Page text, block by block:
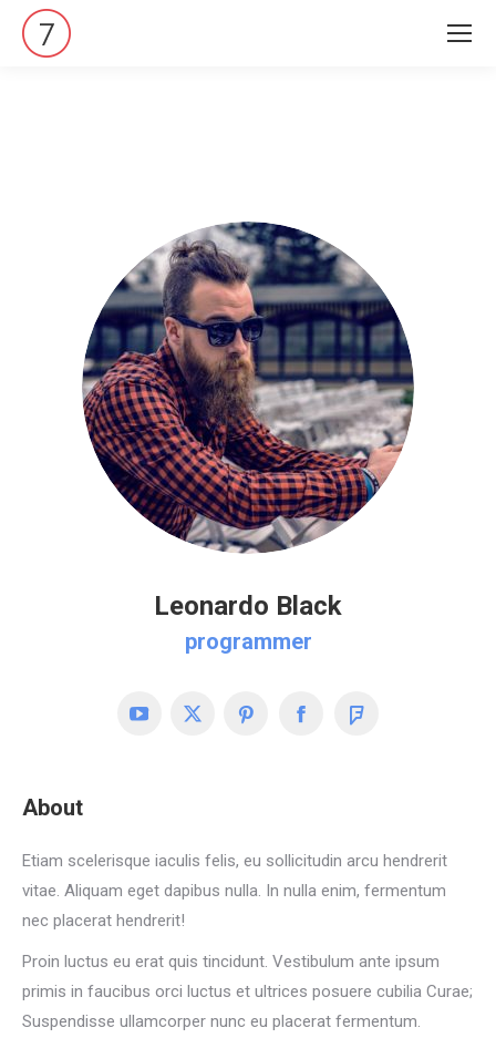
Leonardo Black
programmer
YouTube
X PinterestFacebookFoursquare
About
Etiam scelerisque iaculis felis, eu sollicitudin arcu hendrerit
vitae. Aliquam eget dapibus nulla. In nulla enim, fermentum
nec placerat hendrerit!
Proin luctus eu erat quis tincidunt. Vestibulum ante ipsum
primis in faucibus orci luctus et ultrices posuere cubilia Curae;
Suspendisse ullamcorper nunc eu placerat fermentum.